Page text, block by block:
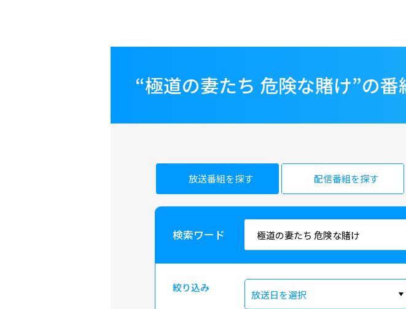
“極道の妻たち 危険な賭け”の番
放送番組を探す 配信番組を探す
検索ワード
絞り込み
放送日を選択